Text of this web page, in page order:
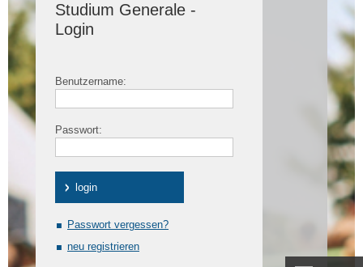
Studium Generale -
Login
Benutzername:
Passwort:
Passwort vergessen?
neu registrieren